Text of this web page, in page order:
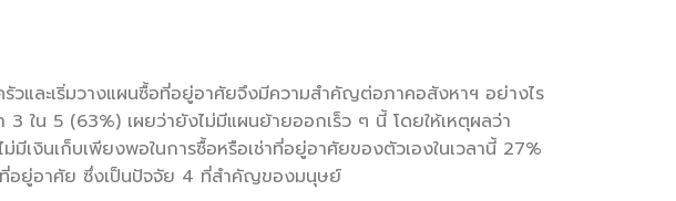
วและเริ่มวางแผนซื้อที่อยู่อาศัยจึงมีความสำคัญต่อภาคอสังหาฯ อย่างไร
ใน 5 (63%) เผยว่ายังไม่มีแผนย้ายออกเร็ว ๆ นี้ โดยให้เหตุผลว่า
งินเก็บเพียงพอในการซื้อหรือเช่าที่อยู่อาศัยของตัวเองในเวลานี้ 27%
งที่อยู่อาศัย ซึ่งเป็นปัจจัย 4 ที่สำคัญของมนุษย์